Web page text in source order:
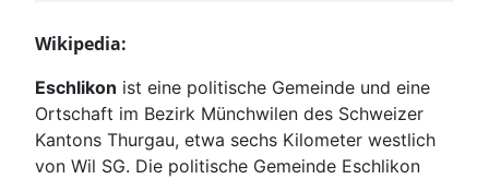
Wikipedia:
Eschlikon ist eine politische Gemeinde und eine
Ortschaft im Bezirk Münchwilen des Schweizer
Kantons Thurgau, etwa sechs Kilometer westlich
von Wil SG. Die politische Gemeinde Eschlikon